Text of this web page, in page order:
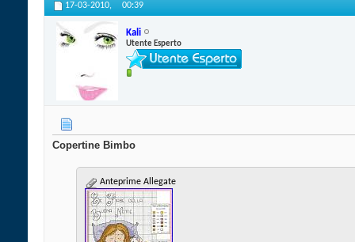
17-03-2010, 00:39
Kali
Utente Esperto
Copertine Bimbo
Anteprime Allegate